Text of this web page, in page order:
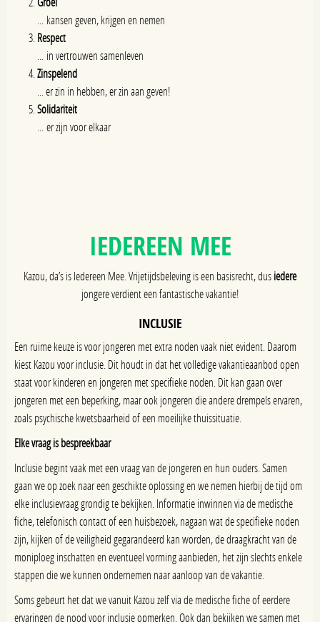
... kansen geven, krijgen en nemen
Respect
... in vertrouwen samenleven
Zinspelend
... er zin in hebben, er zin aan geven!
Solidariteit
... er zijn voor elkaar
IEDEREEN MEE
Kazou, da’s is Iedereen Mee. Vrijetijdsbeleving is een basisrecht, dusiedere
jongere verdient een fantastische vakantie!
INCLUSIE
Een ruime keuze is voor jongeren met extra noden vaak niet evident. Daarom
kiest Kazou voor inclusie. Dit houdt in dat het volledige vakantieaanbod open
staat voor kinderen en jongeren met specifieke noden. Dit kan gaan over
jongeren met een beperking, maar ook jongeren die andere drempels ervaren,
zoals psychische kwetsbaarheid of een moeilijke thuissituatie.
Elke vraag is bespreekbaar
Inclusie begint vaak met een vraag van de jongeren en hun ouders. Samen
gaan we op zoek naar een geschikte oplossing en we nemen hierbij de tijd om
elke inclusievraag grondig te bekijken. Informatie inwinnen via de medische
fiche, telefonisch contact of een huisbezoek, nagaan wat de specifieke noden
zijn, kijken of de veiligheid gegarandeerd kan worden, de draagkracht van de
moniploeg inschatten en eventueel vorming aanbieden, het zijn slechts enkele
stappen die we kunnen ondernemen naar aanloop van de vakantie.
Soms gebeurt het dat we vanuit Kazou zelf via de medische fiche of eerdere
ervaringen de nood voor inclusie opmerken. Ook dan bekijken we samen met